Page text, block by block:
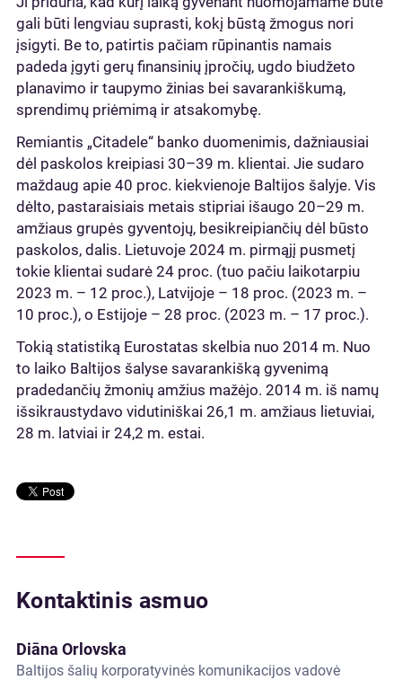
gali būti lengviau suprasti, kokį būstą žmogus nori
įsigyti. Be to, patirtis pačiam rūpinantis namais
padeda įgyti gerų finansinių įpročių, ugdo biudžeto
planavimo ir taupymo žinias bei savarankiškumą,
sprendimų priėmimą ir atsakomybę.
Remiantis „Citadele“ banko duomenimis, dažniausiai
dėl paskolos kreipiasi 30–39 m. klientai. Jie sudaro
maždaug apie 40 proc. kiekvienoje Baltijos šalyje. Vis
dėlto, pastaraisiais metais stipriai išaugo 20–29 m.
amžiaus grupės gyventojų, besikreipiančių dėl būsto
paskolos, dalis. Lietuvoje 2024 m. pirmąjį pusmetį
tokie klientai sudarė 24 proc. (tuo pačiu laikotarpiu
2023 m. – 12 proc.), Latvijoje – 18 proc. (2023 m. –
10 proc.), o Estijoje – 28 proc. (2023 m. – 17 proc.).
Tokią statistiką Eurostatas skelbia nuo 2014 m. Nuo
to laiko Baltijos šalyse savarankišką gyvenimą
pradedančių žmonių amžius mažėjo. 2014 m. iš namų
išsikraustydavo vidutiniškai 26,1 m. amžiaus lietuviai,
28 m. latviai ir 24,2 m. estai.
Kontaktinis asmuo
Diāna Orlovska
Baltijos šalių korporatyvinės komunikacijos vadovė